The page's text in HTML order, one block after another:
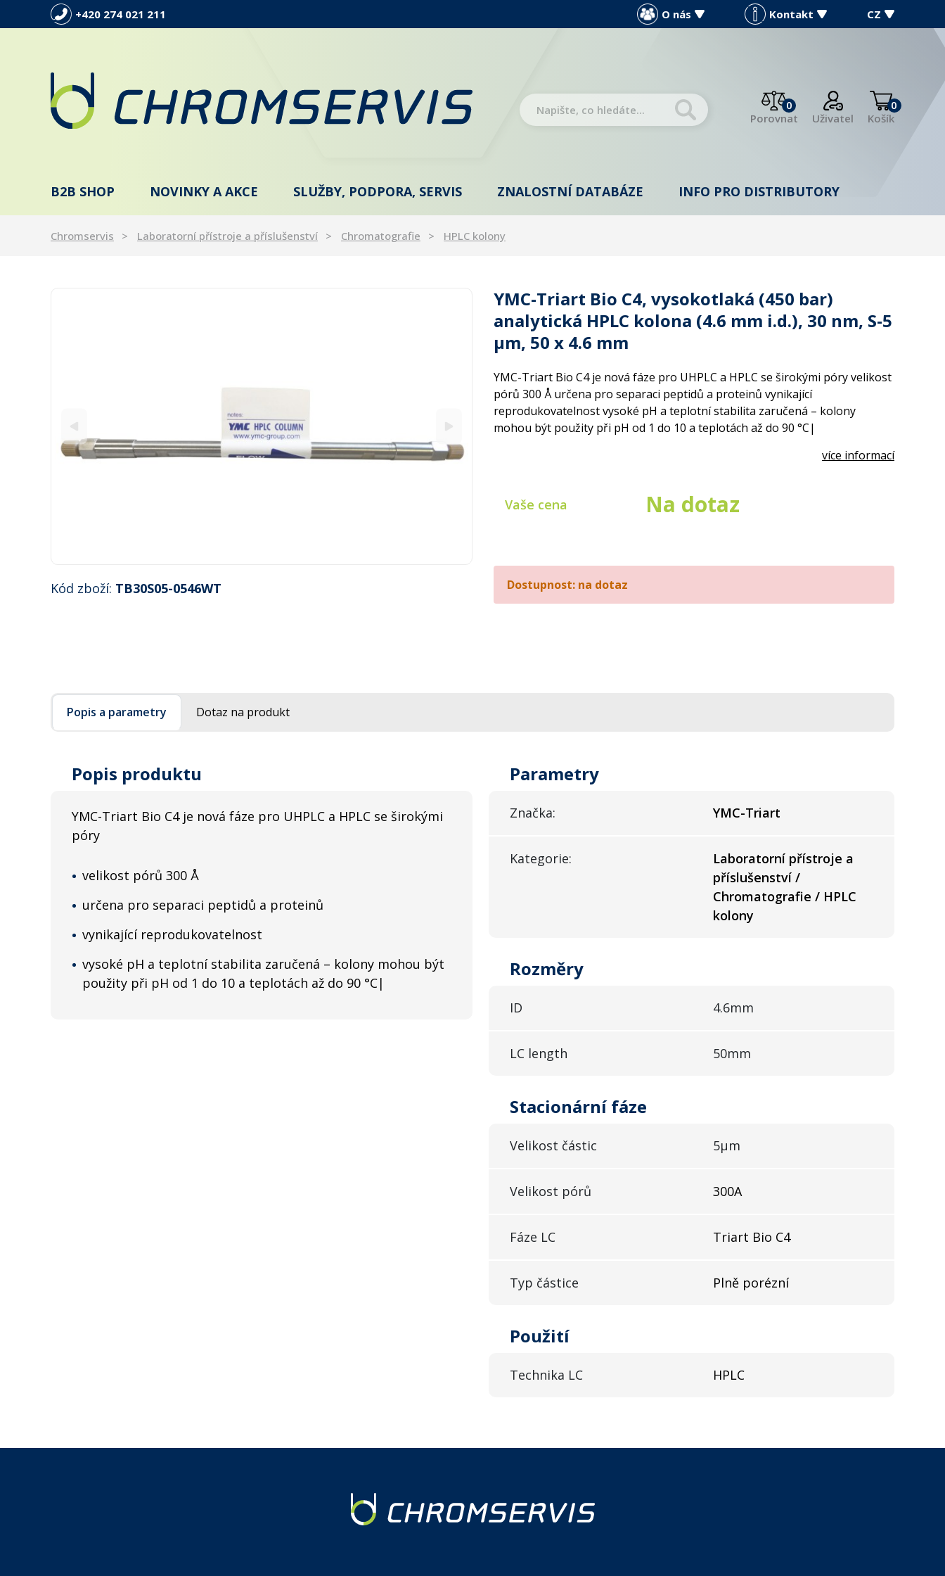
+420 274 021 211 O nás Kontakt CZ
0
Porovnat
Uživatel
0
Košík
B2B SHOP NOVINKY A AKCE SLUŽBY, PODPORA, SERVIS ZNALOSTNÍ DATABÁZE INFO PRO DISTRIBUTORY
Chromservis Laboratorní přístroje a příslušenství Chromatografie HPLC kolony
YMC-Triart Bio C4, vysokotlaká (450 bar)
analytická HPLC kolona (4.6 mm i.d.), 30 nm, S-5
µm, 50 x 4.6 mm
Kód zboží: TB30S05-0546WT
YMC-Triart Bio C4 je nová fáze pro UHPLC a HPLC se širokými póry velikost
pórů 300 Å určena pro separaci peptidů a proteinů vynikající
reprodukovatelnost vysoké pH a teplotní stabilita zaručená – kolony
mohou být použity při pH od 1 do 10 a teplotách až do 90 °C|
více informací
Vaše cena Na dotaz
Dostupnost: na dotaz
Popis a parametry Dotaz na produkt
Popis produktu
YMC-Triart Bio C4 je nová fáze pro UHPLC a HPLC se širokými
póry
velikost pórů 300 Å
určena pro separaci peptidů a proteinů
vynikající reprodukovatelnost
vysoké pH a teplotní stabilita zaručená – kolony mohou být
použity při pH od 1 do 10 a teplotách až do 90 °C|
Parametry
Značka: YMC-Triart
Kategorie:
Laboratorní přístroje a
příslušenství /
Chromatografie / HPLC
kolony
Rozměry
ID 4.6mm
LC length 50mm
Stacionární fáze
Velikost částic 5µm
Velikost pórů 300A
Fáze LC Triart Bio C4
Typ částice Plně porézní
Použití
Technika LC HPLC